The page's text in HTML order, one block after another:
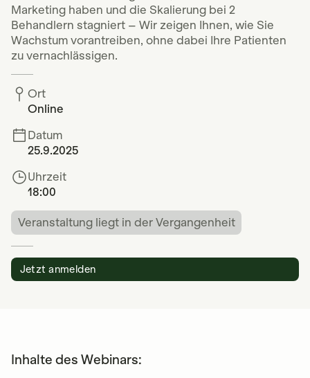
Marketing haben und die Skalierung bei 2
Behandlern stagniert – Wir zeigen Ihnen, wie Sie
Wachstum vorantreiben, ohne dabei Ihre Patienten
zu vernachlässigen.
Ort
Online
Datum
25.9.2025
Uhrzeit
18:00
Veranstaltung liegt in der Vergangenheit
Jetzt anmelden
Inhalte des Webinars: